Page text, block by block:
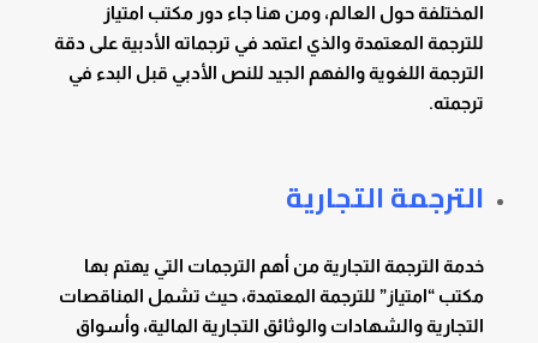
المختلفة حول العالم، ومن هنا جاء دور مكتب امتياز
للترجمة المعتمدة والذي اعتمد في ترجماته الأدبية على دقة
الترجمة اللغوية والفهم الجيد للنص الأدبي قبل البدء في
ترجمته.
الترجمة التجارية
خدمة الترجمة التجارية من أهم الترجمات التي يهتم بها
مكتب “امتياز” للترجمة المعتمدة، حيث تشمل المناقصات
التجارية والشهادات والوثائق التجارية المالية، وأسواق